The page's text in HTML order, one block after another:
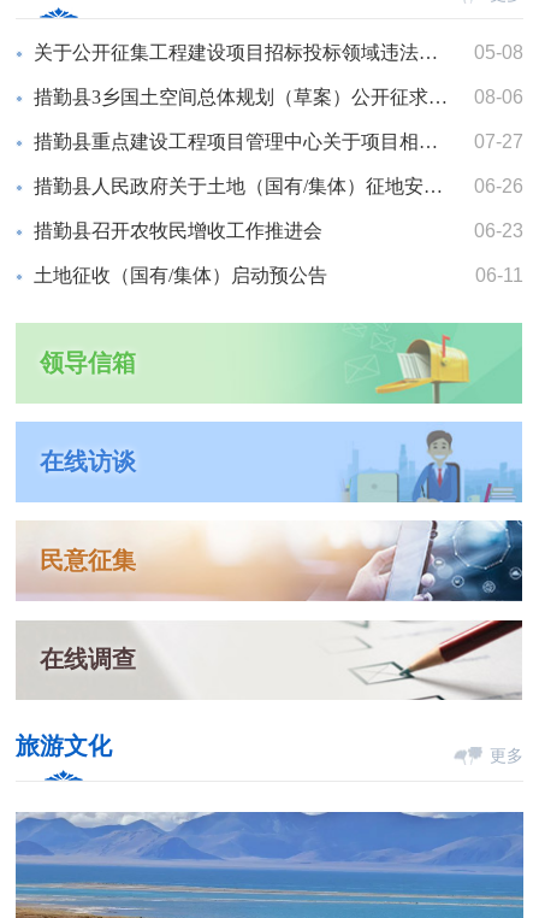
关于公开征集工程建设项目招标投标领域违法违规问题线索的公告 05-08
措勤县3乡国土空间总体规划（草案）公开征求意见公告 08-06
措勤县重点建设工程项目管理中心关于项目相关服务单位发包的通告 07-27
措勤县人民政府关于土地（国有/集体）征地安置补偿的公告 06-26
措勤县召开农牧民增收工作推进会 06-23
土地征收（国有/集体）启动预公告 06-11
领导信箱
在线访谈
民意征集
在线调查
旅游文化 更多